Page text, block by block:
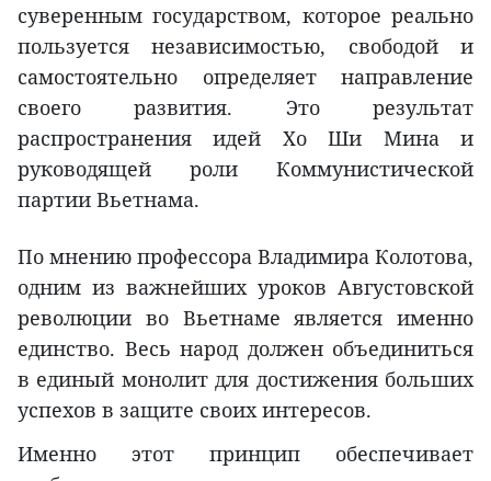
суверенным государством, которое реально
пользуется независимостью, свободой и
самостоятельно определяет направление
своего развития. Это результат
распространения идей Хо Ши Мина и
руководящей роли Коммунистической
партии Вьетнама.
По мнению профессора Владимира Колотова,
одним из важнейших уроков Августовской
революции во Вьетнаме является именно
единство. Весь народ должен объединиться
в единый монолит для достижения больших
успехов в защите своих интересов.
Именно этот принцип обеспечивает